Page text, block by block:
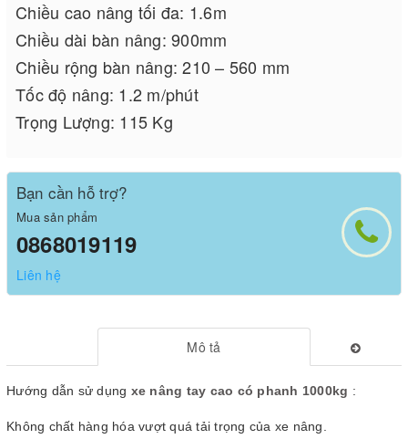
Chiều cao nâng tối đa: 1.6m
Chiều dài bàn nâng: 900mm
Chiều rộng bàn nâng: 210 – 560 mm
Tốc độ nâng: 1.2 m/phút
Trọng Lượng: 115 Kg
Bạn cần hỗ trợ?
Mua sản phẩm
0868019119
Liên hệ
Mô tả
Hướng dẫn sử dụng xe nâng tay cao có phanh 1000kg :
Không chất hàng hóa vượt quá tải trọng của xe nâng.